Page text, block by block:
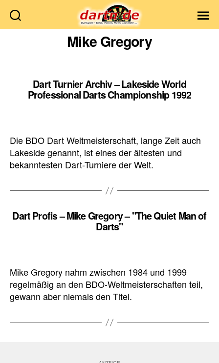
Dartn.de
Mike Gregory
Dart Turnier Archiv – Lakeside World
Professional Darts Championship 1992
Die BDO Dart Weltmeisterschaft, lange Zeit auch
Lakeside genannt, ist eines der ältesten und
bekanntesten Dart-Turniere der Welt.
Dart Profis – Mike Gregory – "The Quiet Man of
Darts"
Mike Gregory nahm zwischen 1984 und 1999
regelmäßig an den BDO-Weltmeisterschaften teil,
gewann aber niemals den Titel.